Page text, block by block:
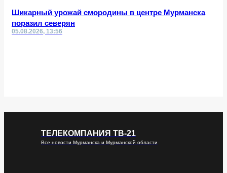
Шикарный урожай смородины в центре Мурманска
поразил северян
05.08.2026, 13:56
ТЕЛЕКОМПАНИЯ ТВ-21
Все новости Мурманска и Мурманской области